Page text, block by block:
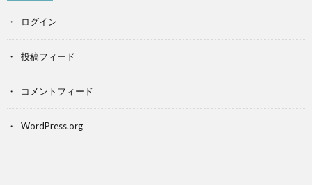
ログイン
投稿フィード
コメントフィード
WordPress.org